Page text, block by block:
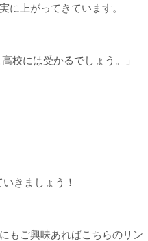
に上がってきています。
校には受かるでしょう。」
きましょう！
もご興味あればこちらのリン